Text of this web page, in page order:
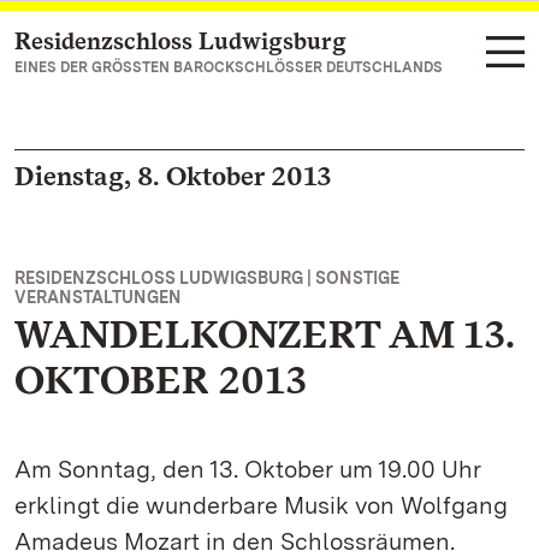
Zum Hauptinhalt springen
Residenzschloss Ludwigsburg
EINES DER GRÖSSTEN BAROCKSCHLÖSSER DEUTSCHLANDS
Dienstag, 8. Oktober 2013
RESIDENZSCHLOSS LUDWIGSBURG | SONSTIGE
VERANSTALTUNGEN
WANDELKONZERT AM 13.
OKTOBER 2013
Am Sonntag, den 13. Oktober um 19.00 Uhr
erklingt die wunderbare Musik von Wolfgang
Amadeus Mozart in den Schlossräumen.